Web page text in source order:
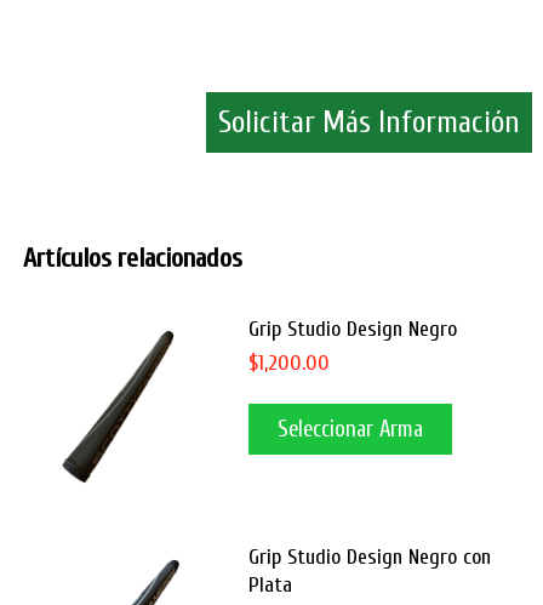
Solicitar Más Información
Artículos relacionados
Grip Studio Design Negro
$1,200.00
Seleccionar Arma
Grip Studio Design Negro con
Plata